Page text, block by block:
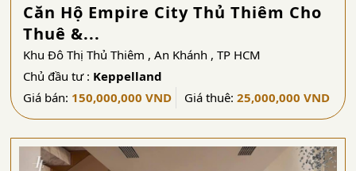
Căn Hộ Empire City Thủ Thiêm Cho
Thuê &...
Khu Đô Thị Thủ Thiêm , An Khánh , TP HCM
Chủ đầu tư : Keppelland
Giá bán: 150,000,000 VND Giá thuê: 25,000,000 VND